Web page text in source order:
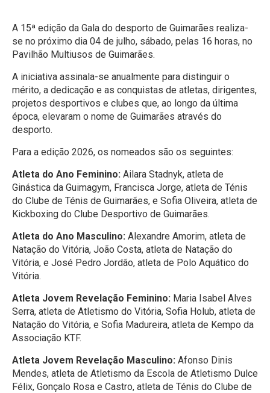
A 15ª edição da Gala do desporto de Guimarães realiza-
se no próximo dia 04 de julho, sábado, pelas 16 horas, no
Pavilhão Multiusos de Guimarães.
A iniciativa assinala-se anualmente para distinguir o
mérito, a dedicação e as conquistas de atletas, dirigentes,
projetos desportivos e clubes que, ao longo da última
época, elevaram o nome de Guimarães através do
desporto.
Para a edição 2026, os nomeados são os seguintes:
Atleta do Ano Feminino: Ailara Stadnyk, atleta de
Ginástica da Guimagym, Francisca Jorge, atleta de Ténis
do Clube de Ténis de Guimarães, e Sofia Oliveira, atleta de
Kickboxing do Clube Desportivo de Guimarães.
Atleta do Ano Masculino: Alexandre Amorim, atleta de
Natação do Vitória, João Costa, atleta de Natação do
Vitória, e José Pedro Jordão, atleta de Polo Aquático do
Vitória.
Atleta Jovem Revelação Feminino: Maria Isabel Alves
Serra, atleta de Atletismo do Vitória, Sofia Holub, atleta de
Natação do Vitória, e Sofia Madureira, atleta de Kempo da
Associação KTF.
Atleta Jovem Revelação Masculino: Afonso Dinis
Mendes, atleta de Atletismo da Escola de Atletismo Dulce
Félix, Gonçalo Rosa e Castro, atleta de Ténis do Clube de